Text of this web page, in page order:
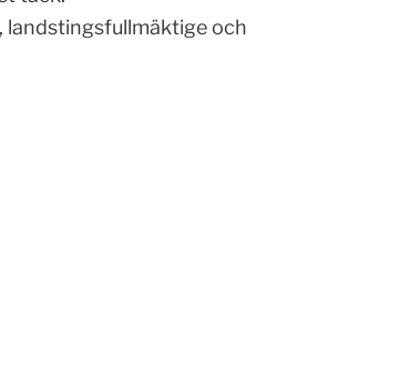
landstingsfullmäktige och